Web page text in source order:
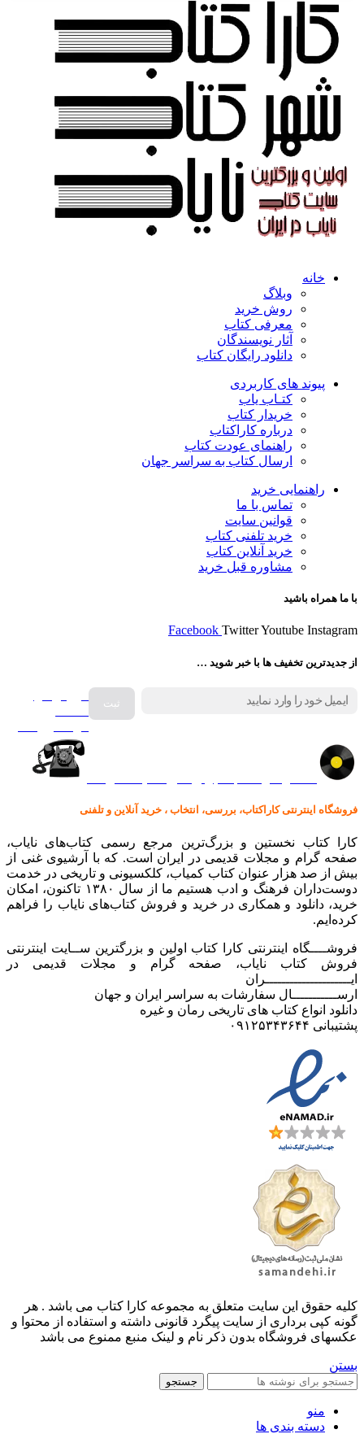
خانه
وبلاگ
روش خرید
معرفی کتاب
آثار نویسندگان
دانلود رایگان کتاب
پیوند های کاربردی
کتـاب یاب
خریدار کتاب
درباره کاراکتاب
راهنمای عودت کتاب
ارسال کتاب به سراسر جهان
راهنمایی خرید
تماس با ما
قوانین سایت
خرید تلفنی کتاب
خرید آنلاین کتاب
مشاوره قبل خرید
با ما همراه باشید
Facebook TwitterYoutube Instagram
از جدیدترین تخفیف ها با خبر شوید …
فروش انواع
فروشگاه اینترنتی کاراکتاب، بررسی، انتخاب ، خرید آنلاین و تلفنی
کارا کتاب نخستین و بزرگ‌ترین مرجع رسمی کتاب‌های نایاب،
صفحه گرام و مجلات قدیمی در ایران است. که با آرشیوی غنی از
بیش از صد هزار عنوان کتاب کمیاب، کلکسیونی و تاریخی در خدمت
دوست‌داران فرهنگ و ادب هستیم ما از سال ۱۳۸۰ تاکنون، امکان
خرید، دانلود و همکاری در خرید و فروش کتاب‌های نایاب را فراهم
کرده‌ایم.
فروشــــگاه اینترنتی کارا کتاب اولین و بزرگترین ســایت اینترنتی
فروش کتاب نایاب، صفحه گرام و مجلات قدیمی در
ایـــــــــــــــــــــران
ارســـــــــــال سفارشات به سراسر ایران و جهان
دانلود انواع کتاب های تاریخی رمان و غیره
پشتیبانی ۰۹۱۲۵۳۴۳۶۴۴
کليه حقوق اين سايت متعلق به مجموعه کارا کتاب می باشد . هر
گونه کپی برداری از سایت پیگرد قانونی داشته و استفاده از محتوا و
عکسهای فروشگاه بدون ذکر نام و لینک منبع ممنوع می باشد
بستن
جستجو
منو
دسته بندی ها